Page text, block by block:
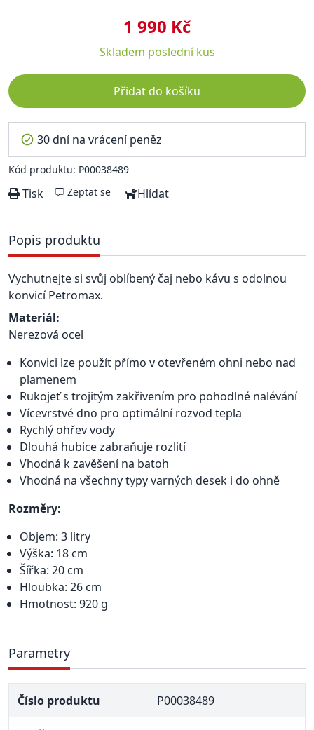
1 990 Kč
Skladem poslední kus
Přidat do košíku
30 dní na vrácení peněz
Kód produktu: P00038489
Tisk Zeptat se Hlídat
Popis produktu
Vychutnejte si svůj oblíbený čaj nebo kávu s odolnou
konvicí Petromax.
Materiál:
Nerezová ocel
Konvici lze použít přímo v otevřeném ohni nebo nad
plamenem
Rukojeť s trojitým zakřivením pro pohodlné nalévání
Vícevrstvé dno pro optimální rozvod tepla
Rychlý ohřev vody
Dlouhá hubice zabraňuje rozlití
Vhodná k zavěšení na batoh
Vhodná na všechny typy varných desek i do ohně
Rozměry:
Objem: 3 litry
Výška: 18 cm
Šířka: 20 cm
Hloubka: 26 cm
Hmotnost: 920 g
Parametry
Číslo produktu P00038489